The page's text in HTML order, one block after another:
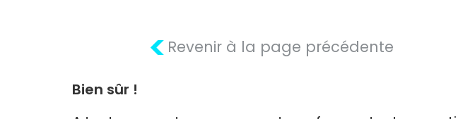
< Revenir à la page précédente
Bien sûr !